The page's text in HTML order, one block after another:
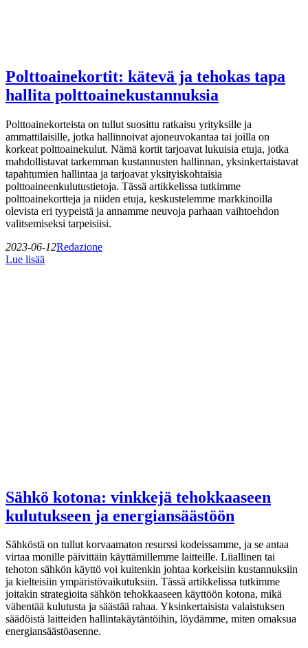
Polttoainekortit: kätevä ja tehokas tapa
hallita polttoainekustannuksia
Polttoainekorteista on tullut suosittu ratkaisu yrityksille ja
ammattilaisille, jotka hallinnoivat ajoneuvokantaa tai joilla on
korkeat polttoainekulut. Nämä kortit tarjoavat lukuisia etuja, jotka
mahdollistavat tarkemman kustannusten hallinnan, yksinkertaistavat
tapahtumien hallintaa ja tarjoavat yksityiskohtaisia
polttoaineenkulutustietoja. Tässä artikkelissa tutkimme
polttoainekortteja ja niiden etuja, keskustelemme markkinoilla
olevista eri tyypeistä ja annamme neuvoja parhaan vaihtoehdon
valitsemiseksi tarpeisiisi.
2023-06-12Redazione
Lue lisää
Sähkö kotona: vinkkejä tehokkaaseen
kulutukseen ja energiansäästöön
Sähköstä on tullut korvaamaton resurssi kodeissamme, ja se antaa
virtaa monille päivittäin käyttämillemme laitteille. Liiallinen tai
tehoton sähkön käyttö voi kuitenkin johtaa korkeisiin kustannuksiin
ja kielteisiin ympäristövaikutuksiin. Tässä artikkelissa tutkimme
joitakin strategioita sähkön tehokkaaseen käyttöön kotona, mikä
vähentää kulutusta ja säästää rahaa. Yksinkertaisista valaistuksen
säädöistä laitteiden hallintakäytäntöihin, löydämme, miten omaksua
energiansäästöasenne.